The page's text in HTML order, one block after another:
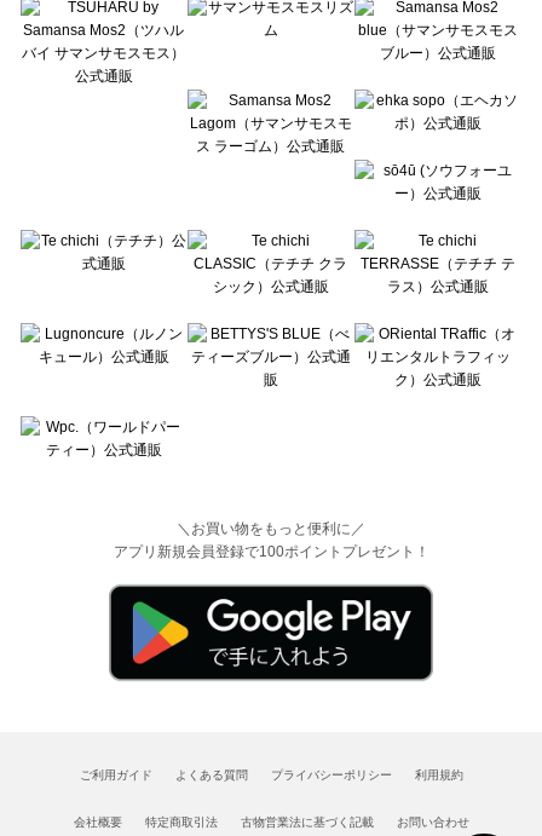
Lugnoncure（ルノンキュール）のカットソー一覧
BETTY'S BLUE（べティーズブルー）のカットソー一覧
Wpc.（ワールドパーティー）のカットソー一覧
＼お買い物をもっと便利に／
アプリ新規会員登録で100ポイントプレゼント！
ご利用ガイド よくある質問 プライバシーポリシー 利用規約
会社概要 特定商取引法 古物営業法に基づく記載 お問い合わせ